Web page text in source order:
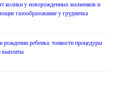
колики у новорожденных мальчиков и
газообразование у грудничка
рождении ребенка: тонкости процедуры
выплаты